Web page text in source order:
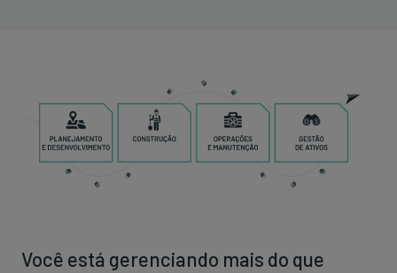
Você está gerenciando mais do que